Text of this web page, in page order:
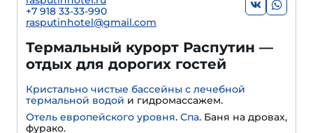
+7 918 33-33-990
rasputinhotel@gmail.com
Термальный курорт Распутин —
отдых для дорогих гостей
Кристально чистые бассейны с лечебной
термальной водой и гидромассажем.
Отель европейского уровня. Спа. Баня на дровах,
фурако.